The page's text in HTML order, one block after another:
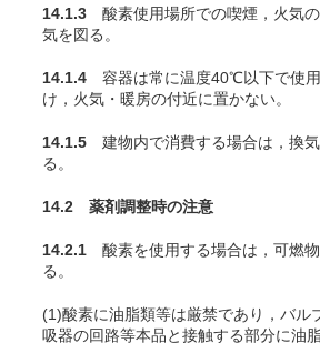
14.1.3 酸素使用場所での喫煙，火気
気を図る。
14.1.4 容器は常に温度40℃以下で使
け，火気・暖房の付近に置かない。
14.1.5 建物内で消費する場合は，換
る。
14.2 薬剤調整時の注意
14.2.1 酸素を使用する場合は，可燃
る。
(1)酸素に油脂類等は厳禁であり，バル
吸器の回路等本品と接触する部分に油